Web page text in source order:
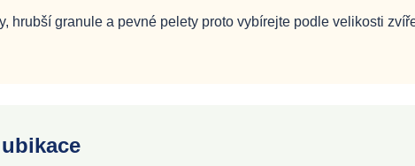
hrubší granule a pevné pelety proto vybírejte podle velikosti